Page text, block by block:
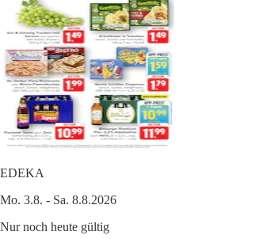
EDEKA
Mo. 3.8. - Sa. 8.8.2026
Nur noch heute gültig